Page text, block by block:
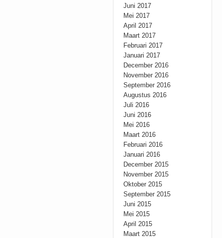
Juni 2017
Mei 2017
April 2017
Maart 2017
Februari 2017
Januari 2017
December 2016
November 2016
September 2016
Augustus 2016
Juli 2016
Juni 2016
Mei 2016
Maart 2016
Februari 2016
Januari 2016
December 2015
November 2015
Oktober 2015
September 2015
Juni 2015
Mei 2015
April 2015
Maart 2015